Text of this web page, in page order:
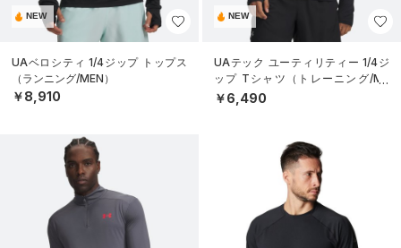
NEW
UAベロシティ 1/4ジップ トップス
（ランニング/MEN）
￥8,910
NEW
UAテック ユーティリティー 1/4ジ
ップ Tシャツ（トレーニング/ME
N）
￥6,490